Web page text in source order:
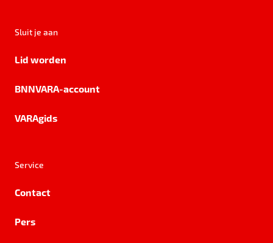
Sluit je aan
Lid worden
BNNVARA-account
VARAgids
Service
Contact
Pers